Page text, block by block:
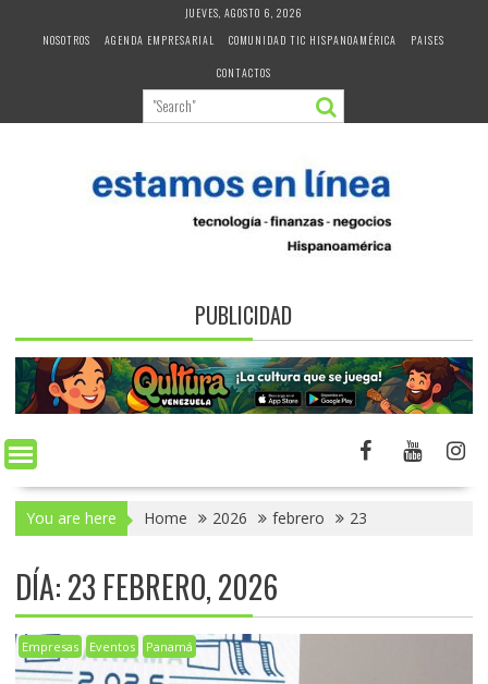
JUEVES, AGOSTO 6, 2026
NOSOTROS
AGENDA EMPRESARIAL COMUNIDAD TIC HISPANOAMÉRICA
PAISES
CONTACTOS
PUBLICIDAD
You are here Home 2026 febrero 23
DÍA:23 FEBRERO, 2026
Empresas Eventos Panamá